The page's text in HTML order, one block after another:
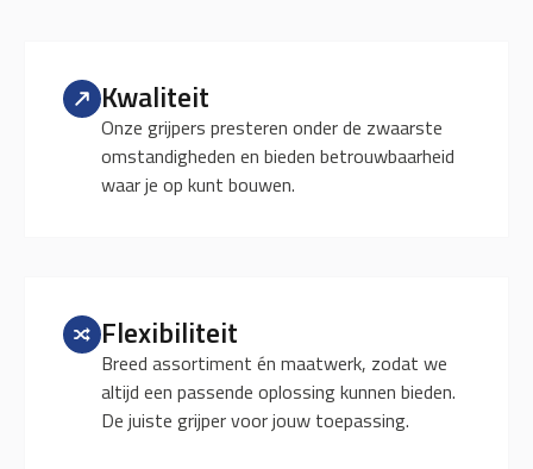
Kwaliteit
Onze grijpers presteren onder de zwaarste
omstandigheden en bieden betrouwbaarheid
waar je op kunt bouwen.
Flexibiliteit
Breed assortiment én maatwerk, zodat we
altijd een passende oplossing kunnen bieden.
De juiste grijper voor jouw toepassing.